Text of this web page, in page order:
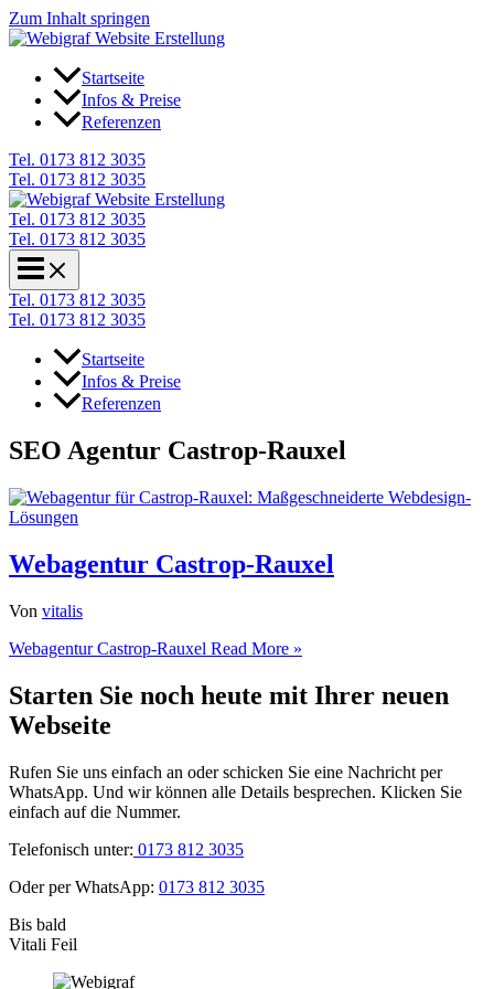
Zum Inhalt springen
Startseite
Infos & Preise
Referenzen
Tel. 0173 812 3035
Tel. 0173 812 3035
Tel. 0173 812 3035
Tel. 0173 812 3035
Tel. 0173 812 3035
Tel. 0173 812 3035
Startseite
Infos & Preise
Referenzen
SEO Agentur Castrop-Rauxel
Webagentur Castrop-Rauxel
Von vitalis
Webagentur Castrop-Rauxel Read More »
Starten Sie noch heute mit Ihrer neuen
Webseite
Rufen Sie uns einfach an oder schicken Sie eine Nachricht per
WhatsApp. Und wir können alle Details besprechen. Klicken Sie
einfach auf die Nummer.
Telefonisch unter: 0173 812 3035
Oder per WhatsApp: 0173 812 3035
Bis bald
Vitali Feil